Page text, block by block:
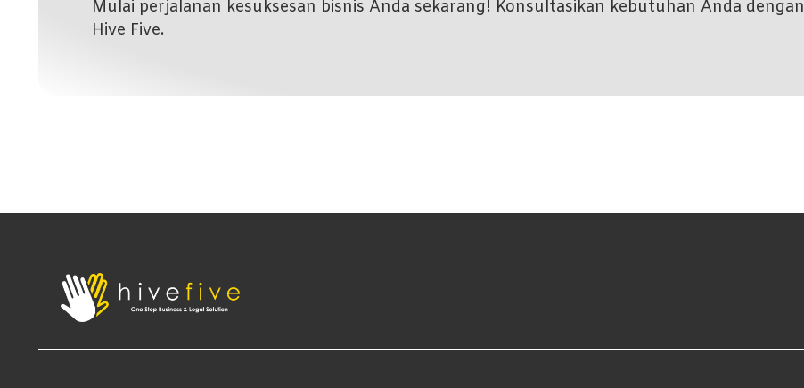
Mulai perjalanan kesuksesan bisnis Anda sekarang! Konsultasikan kebutuhan Anda dengan
Hive Five.